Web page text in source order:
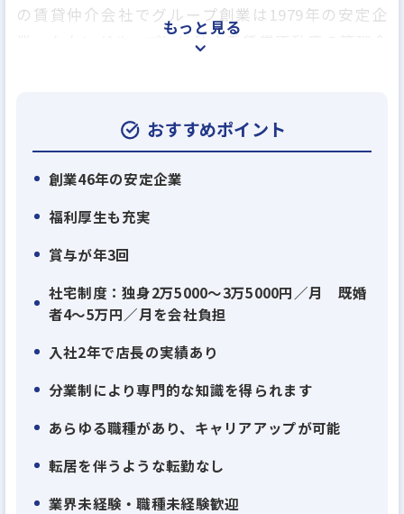
の賃貸仲介会社でグループ創業は1979年の安定企
業、タウングループには独立系賃貸不動産の管理会
飲食事業を行う会社など、グループ全17社で総合生
活関連のあらゆるサービスを提供しております。
もっと見る
おすすめポイント
創業46年の安定企業
福利厚生も充実
賞与が年3回
社宅制度：独身2万5000～3万5000円／月 既婚
者4～5万円／月を会社負担
入社2年で店長の実績あり
分業制により専門的な知識を得られます
あらゆる職種があり、キャリアアップが可能
転居を伴うような転勤なし
業界未経験・職種未経験歓迎